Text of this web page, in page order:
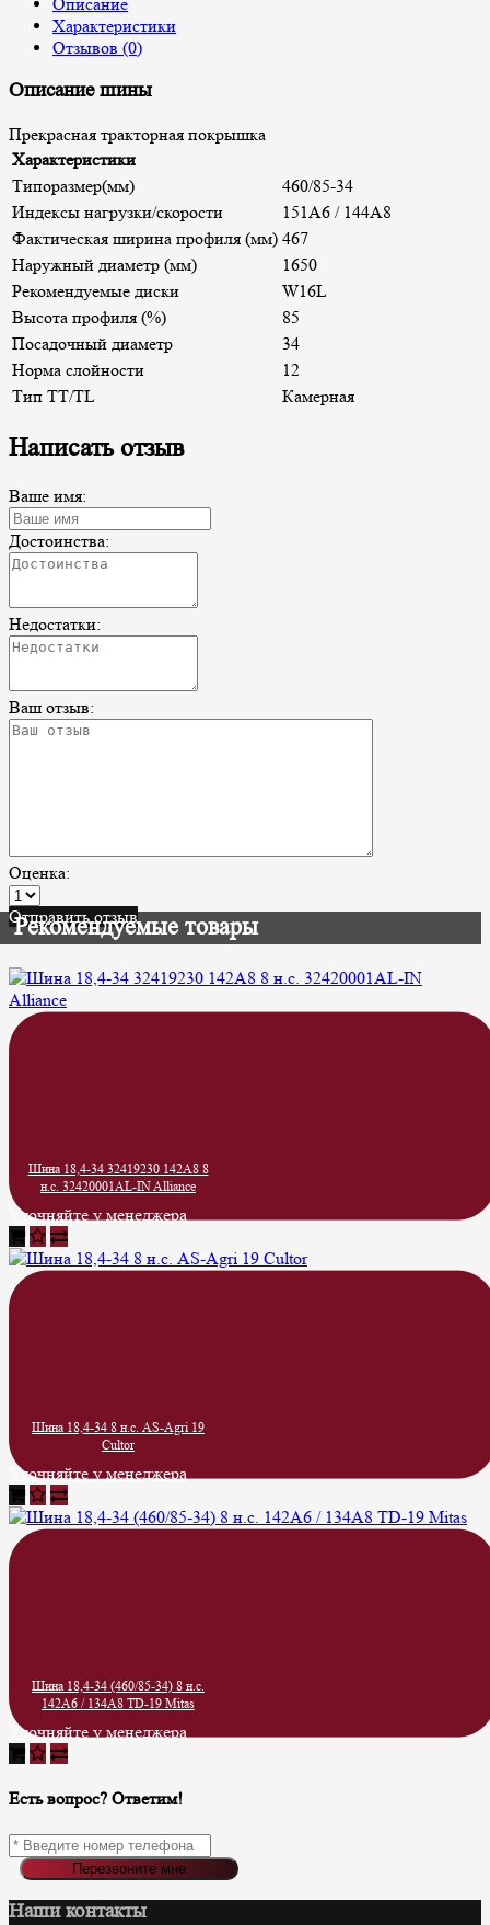
Характеристики
Отзывов (0)
Описание шины
Прекрасная тракторная покрышка
Характеристики
Типоразмер(мм)
460/85-34
Индексы нагрузки/скорости
151A6 / 144A8
Фактическая ширина профиля (мм) 467
Наружный диаметр (мм)
1650
Рекомендуемые диски
W16L
Высота профиля (%)
85
Посадочный диаметр
34
Норма слойности
12
Тип TT/TL
Камерная
Написать отзыв
Ваше имя:
Достоинства:
Недостатки:
Ваш отзыв:
Оценка:
Отправить отзыв
Рекомендуемые товары
Шина 18,4-34 32419230 142A8 8
н.с. 32420001AL-IN Alliance
Уточняйте у менеджера
Шина 18,4-34 8 н.с. AS-Agri 19
Cultor
Уточняйте у менеджера
Шина 18,4-34 (460/85-34) 8 н.с.
142A6 / 134A8 TD-19 Mitas
Уточняйте у менеджера
Есть вопрос? Ответим!
Перезвоните мне
Наши контакты